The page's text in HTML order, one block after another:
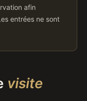
afin
entrées ne sont
visite